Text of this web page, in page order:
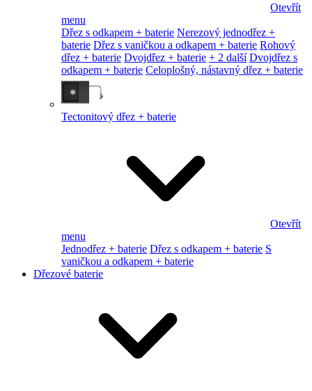
Otevřít
menu
Dřez s odkapem + baterie Nerezový jednodřez +
baterie Dřez s vaničkou a odkapem + baterie Rohový
dřez + baterie Dvojdřez + baterie + 2 další Dvojdřez s
odkapem + baterie Celoplošný, nástavný dřez + baterie
Tectonitový dřez + baterie
Otevřít
menu
Jednodřez + baterie Dřez s odkapem + baterie S
vaničkou a odkapem + baterie
Dřezové baterie